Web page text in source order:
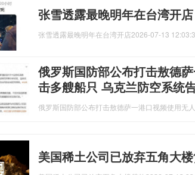
张雪透露最晚明年在台湾开
张雪透露最晚明年在台湾开店2026-07-13
俄罗斯国防部公布打击敖德
击多艘船只 乌克兰防空系统
俄罗斯国防部公布打击敖德萨一港口视频使用无
美国稀土公司已放弃五角大